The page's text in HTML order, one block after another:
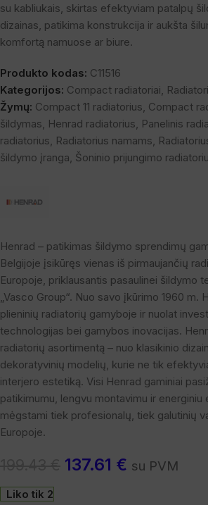
su kabliukais, skirtas efektyviam patalpų
dizainas, patikima konstrukcija ir aukšta
komfortą namuose ar biure.
Produkto kodas: C11516
Kategorijos: Compact radiatoriai
Žymų: Compact 11 radiatorius Compact
šildymas Henrad radiatorius Panelinis
radiatorius Radiatorius namams
šildymo įranga Šoninio prijungimo
Henrad – patikimas šildymo sprendimų
Belgijoje įsikūręs vienas iš pirmaujančių
Europoje, priklausantis pasaulinei šildymo
„Vasco Group“. Nuo savo įkūrimo 1960 m.
plieninių radiatorių gamyboje ir nuolat
technologijas bei gamybos inovacijas.
radiatorių asortimentą – nuo klasikinio
dekoratyvinių modelių, kurie ne tik
interjero estetiką. Visi Henrad gaminiai
patikimumu, lengvu montavimu ir
mėgstami tiek profesionalų, tiek galutinių
Europoje.
137.61 € su PVM
Liko tik 2